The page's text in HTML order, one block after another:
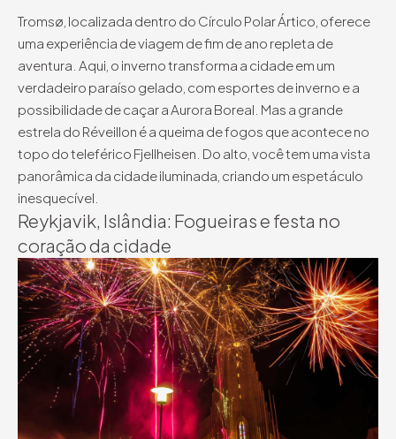
Tromsø, localizada dentro do Círculo Polar Ártico, oferece
uma experiência de viagem de fim de ano repleta de
aventura. Aqui, o inverno transforma a cidade em um
verdadeiro paraíso gelado, com esportes de inverno e a
possibilidade de caçar a Aurora Boreal. Mas a grande
estrela do Réveillon é a queima de fogos que acontece no
topo do teleférico Fjellheisen. Do alto, você tem uma vista
panorâmica da cidade iluminada, criando um espetáculo
inesquecível.
Reykjavik, Islândia: Fogueiras e festa no
coração da cidade